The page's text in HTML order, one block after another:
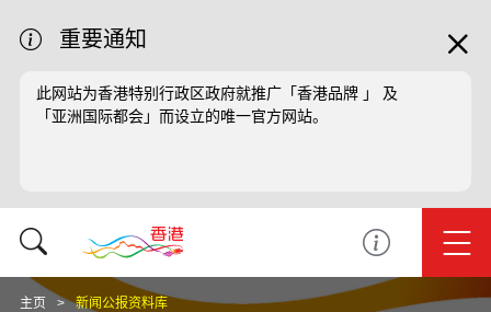
重要通知
此网站为香港特别行政区政府就推广「香港品牌 」 及
「亚洲国际都会」而设立的唯一官方网站。
主页 新闻公报资料库